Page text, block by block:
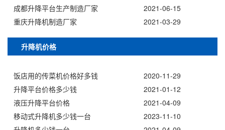
2021-06-15
成都升降平台生产制造厂家
2021-03-29
重庆升降机制造厂家
升降机价格
2020-11-29
饭店用的传菜机价格好多钱
2021-01-12
升降平台价格多少钱
2021-04-09
液压升降平台价格
2023-11-10
移动式升降机多少钱一台